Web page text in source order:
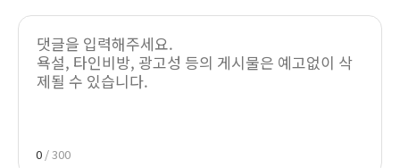
0 / 300